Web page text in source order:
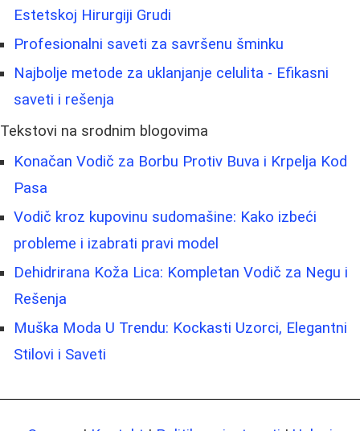
Estetskoj Hirurgiji Grudi
Profesionalni saveti za savršenu šminku
Najbolje metode za uklanjanje celulita - Efikasni
saveti i rešenja
Tekstovi na srodnim blogovima
Konačan Vodič za Borbu Protiv Buva i Krpelja Kod
Pasa
Vodič kroz kupovinu sudomašine: Kako izbeći
probleme i izabrati pravi model
Dehidrirana Koža Lica: Kompletan Vodič za Negu i
Rešenja
Muška Moda U Trendu: Kockasti Uzorci, Elegantni
Stilovi i Saveti